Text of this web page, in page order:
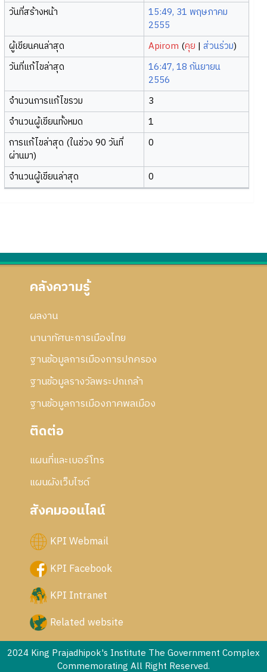
วันที่สร้างหน้า
15:49, 31 พฤษภาคม
2555
ผู้เขียนคนล่าสุด
Apirom (คุย |ส่วนร่วม)
วันที่แก้ไขล่าสุด
16:47, 18 กันยายน
2556
จำนวนการแก้ไขรวม
3
จำนวนผู้เขียนทั้งหมด
1
การแก้ไขล่าสุด (ในช่วง 90 วันที่
ผ่านมา)
0
จำนวนผู้เขียนล่าสุด 0
คลังความรู้
ผลงาน
นานาทัศนะการเมืองไทย
ฐานข้อมูลการเมืองการปกครอง
ฐานข้อมูลรางวัลพระปกเกล้า
ฐานข้อมูลการเมืองภาคพลเมือง
ติดต่อ
แผนที่และเบอร์โทร
แผนผังเว็บไซด์
สังคมออนไลน์
KPI Webmail
KPI Facebook
KPI Intranet
Related website
2024 King Prajadhipok's Institute The Government Complex
Commemorating All Right Reserved.